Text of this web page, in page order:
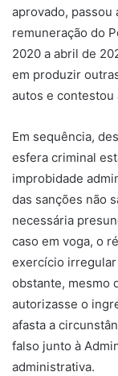
aprovado,
remuneração do
2020 a abril de
em produzir
autos e contestou
Em sequência,
esfera criminal
improbidade
das sanções não
necessária
caso em voga, o
exercício
obstante, mesmo
autorizasse o
afasta a
falso junto à
administrativa.